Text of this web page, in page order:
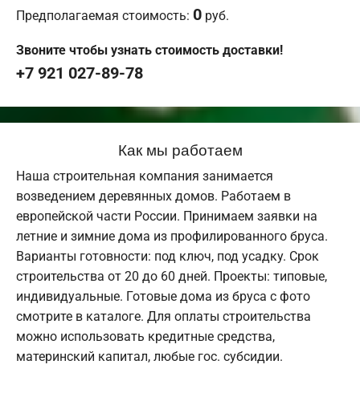
Предполагаемая стоимость: 0 руб.
Звоните чтобы узнать стоимость доставки!
+7 921 027-89-78
Как мы работаем
Наша строительная компания занимается
возведением деревянных домов. Работаем в
европейской части России. Принимаем заявки на
летние и зимние дома из профилированного бруса.
Варианты готовности: под ключ, под усадку. Срок
строительства от 20 до 60 дней. Проекты: типовые,
индивидуальные. Готовые дома из бруса с фото
смотрите в каталоге. Для оплаты строительства
можно использовать кредитные средства,
материнский капитал, любые гос. субсидии.